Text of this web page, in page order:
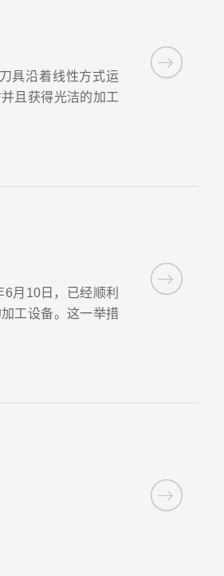
具沿着线性方式运
且获得光洁的加工
月10日，已经顺利
工设备。这一举措
多平米。